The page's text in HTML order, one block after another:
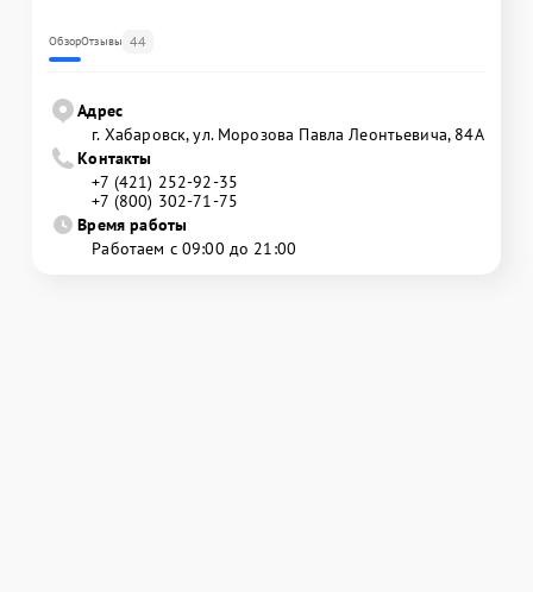
ОбзорОтзывы 44
Адрес
г. Хабаровск, ул. Морозова Павла Леонтьевича, 84А
Контакты
+7 (421) 252-92-35
+7 (800) 302-71-75
Время работы
Работаем с 09:00 до 21:00